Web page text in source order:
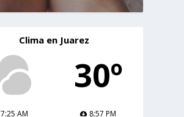
Clima en Juarez
30º
7:25 AM
8:57 PM